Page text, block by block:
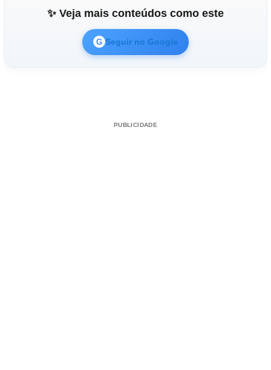
✨ Veja mais conteúdos como este
G Seguir no Google
PUBLICIDADE